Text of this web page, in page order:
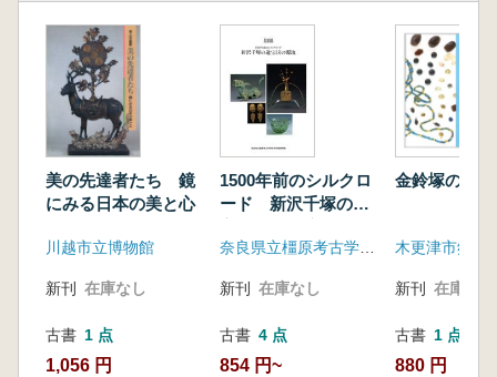
美の先達者たち 鏡
にみる日本の美と心
川越市立博物館
新刊 在庫なし
古書 1 点
1,056 円
1500年前のシルクロ
ード 新沢千塚の遺
奈良県立橿原考古学研究所附属博物館
新刊 在庫なし
古書 4 点
854 円~
金鈴塚の輝き
新刊 在庫なし
古書 1 点
880 円